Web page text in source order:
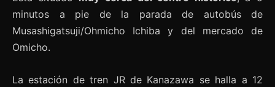
minutos a pie de la parada de autobús de
Musashigatsuji/Ohmicho Ichiba y del mercado de
Omicho.
La estación de tren JR de Kanazawa se halla a 12